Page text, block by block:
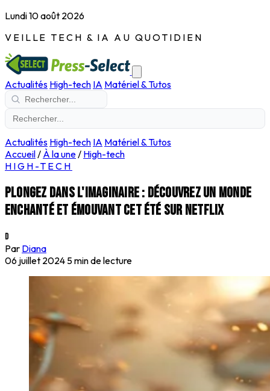
Lundi 10 août 2026
VEILLE TECH & IA AU QUOTIDIEN
Actualités High-tech IA Matériel & Tutos
Actualités High-tech IA Matériel & Tutos
Accueil/ À la une/ High-tech
HIGH-TECH
Plongez dans l'imaginaire : découvrez un monde
enchanté et émouvant cet été sur Netflix
D
Par Diana
06 juillet 2024 5 min de lecture